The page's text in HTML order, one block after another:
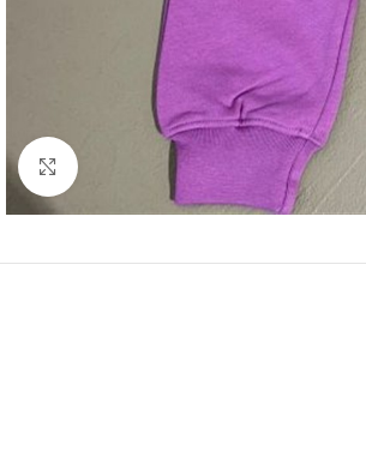
Click to enlarge